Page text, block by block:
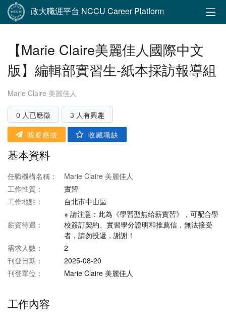
政大職涯平台 NCCU Career Platform
【Marie Claire美麗佳人國際中文
版】編輯部實習生-紙本採訪報導組
Marie Claire 美麗佳人
0 人已應徵
3 人有興趣
我要應徵
收藏職缺
基本資料
任職機構名稱：
Marie Claire 美麗佳人
工作性質：
實習
工作地點：
台北市中山區
薪資待遇：
※ 請注意：此為《學習型無給薪實習》，可配合學
校簽訂契約、實習學分證明和推薦信，無法接受
者，請勿投遞，謝謝！
需求人數：
2
刊登日期：
2025-08-20
刊登單位：
Marie Claire 美麗佳人
工作內容